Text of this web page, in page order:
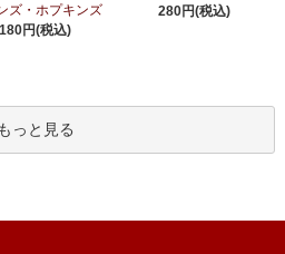
ズ・ホプキンズ
180円(税込)
280円(税込)
もっと見る